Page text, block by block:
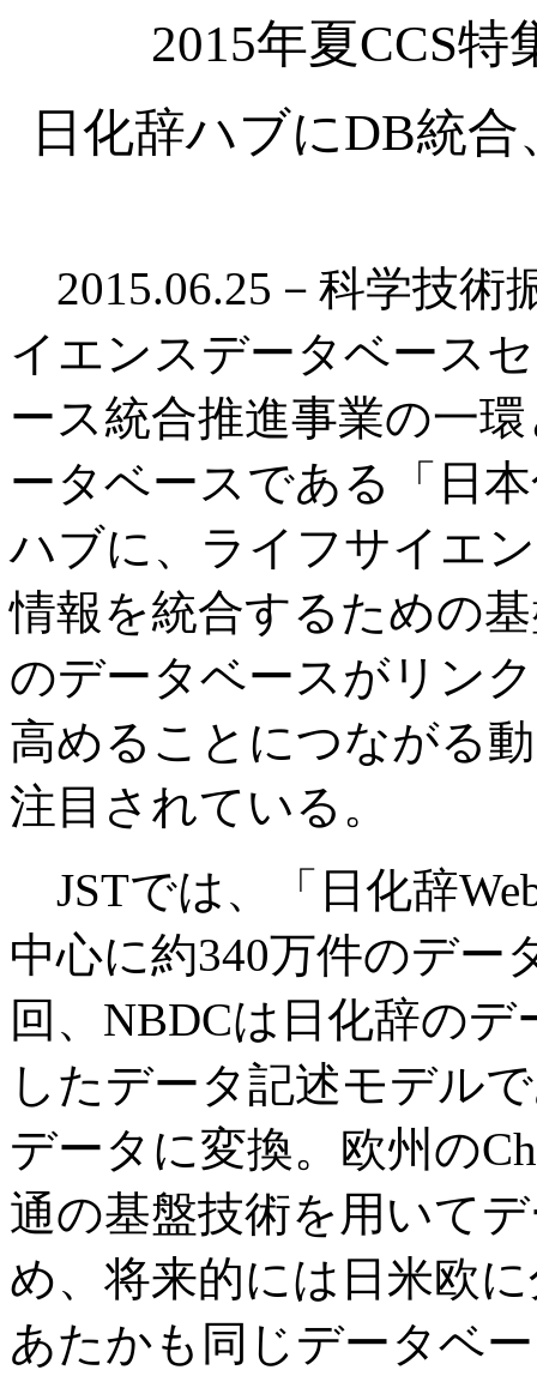
2015年夏CCS
日化辞ハブにDB統
2015.06.25－科学技術
イエンスデータベース
ース統合推進事業の一
ータベースである「日
ハブに、ライフサイエ
情報を統合するための
のデータベースがリン
高めることにつながる
注目されている。
JSTでは、「日化辞
中心に約340万件のデー
回、NBDCは日化辞の
したデータ記述モデル
データに変換。欧州の
通の基盤技術を用いて
め、将来的には日米欧
あたかも同じデータベ